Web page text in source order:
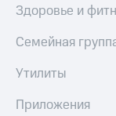
Здоровье и
Семейная
Утилиты
Приложения